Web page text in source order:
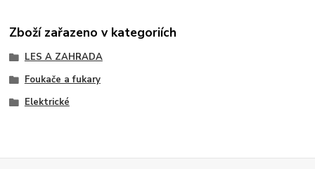
Zboží zařazeno v kategoriích
LES A ZAHRADA
Foukače a fukary
Elektrické